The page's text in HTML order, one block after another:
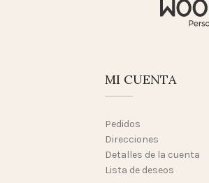
MI CUENTA
Pedidos
Direcciones
Detalles de la cuenta
Lista de deseos